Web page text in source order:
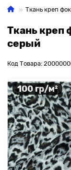
Ткань креп
Ткань креп
серый
Код Товара:
100 гр/м²